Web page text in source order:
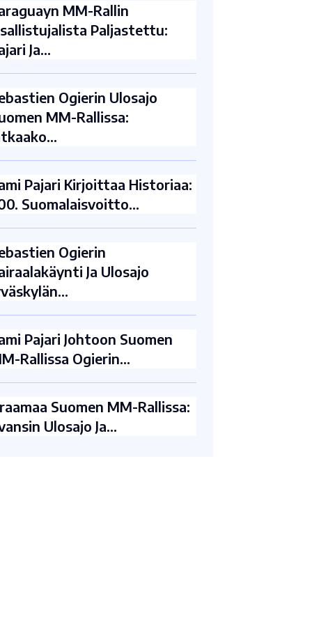
MM-Rallin
Paljastettu:
Ja…
Ogierin Ulosajo
MM-Rallissa:
Pajari Kirjoittaa Historiaa:
Suomalaisvoitto…
Ogierin
Ja Ulosajo
Pajari Johtoon Suomen
Rallissa Ogierin…
Suomen MM-Rallissa:
Ulosajo Ja…